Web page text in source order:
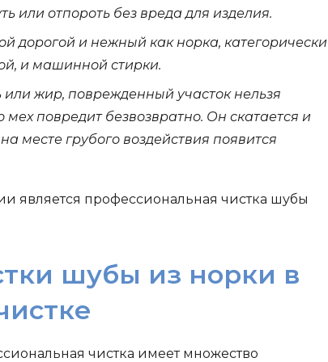
или отпороть без вреда для изделия.
дорогой и нежный как норка, категорически
и машинной стирки.
или жир, поврежденный участок нельзя
мех повредит безвозвратно. Он скатается и
месте грубого воздействия появится
является профессиональная чистка шубы
шубы из норки в
чистка имеет множество